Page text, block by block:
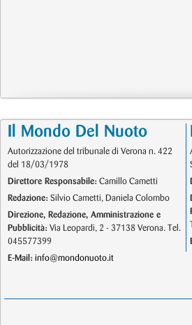
Il Mondo Del Nuoto
Autorizzazione del tribunale di Verona n. 422
del 18/03/1978
Direttore Responsabile: Camillo Cametti
Redazione: Silvio Cametti, Daniela Colombo
Direzione, Redazione, Amministrazione e
Pubblicità: Via Leopardi, 2 - 37138 Verona. Tel.
045577399
E-Mail: info@mondonuoto.it